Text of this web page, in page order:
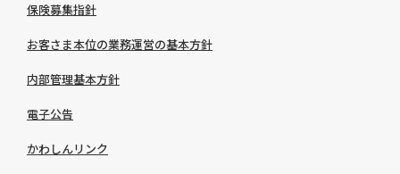
保険募集指針
お客さま本位の業務運営の基本方針
内部管理基本方針
電子公告
かわしんリンク